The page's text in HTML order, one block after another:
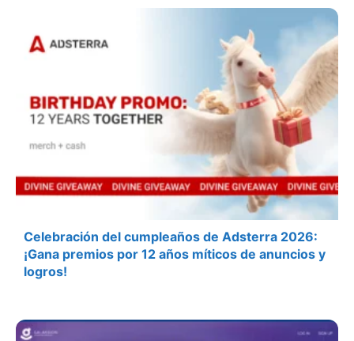
Celebración del cumpleaños de Adsterra 2026:
¡Gana premios por 12 años míticos de anuncios y
logros!